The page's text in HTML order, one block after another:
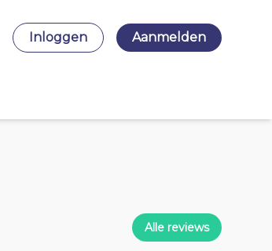
Inloggen Aanmelden
Alle reviews